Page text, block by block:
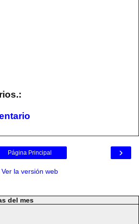
›
Página Principal
Ver la versión web
del mes